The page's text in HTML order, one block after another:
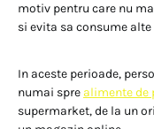
motiv pentru care nu
si evita sa consume
In aceste perioade,
numai spre alimente de
supermarket, de la un